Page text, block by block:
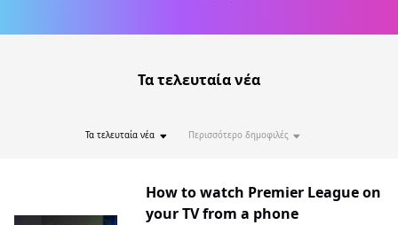
Τα τελευταία νέα
Τα τελευταία νέα Περισσότερο δημοφιλές
How to watch Premier League on
your TV from a phone